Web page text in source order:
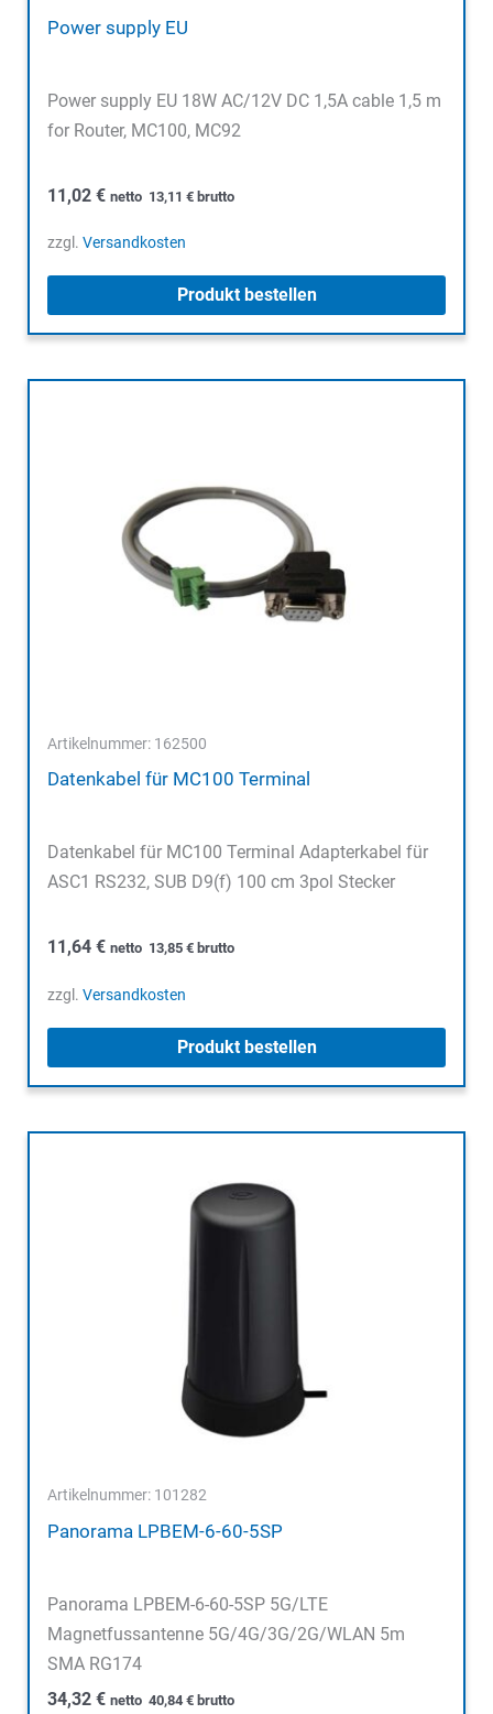
Power supply EU
Power supply EU 18W AC/12V DC 1,5A cable 1,5 m
for Router, MC100, MC92
11,02 € netto 13,11 €brutto
zzgl. Versandkosten
Produkt bestellen
Artikelnummer: 162500
Datenkabel für MC100 Terminal
Datenkabel für MC100 Terminal Adapterkabel für
ASC1 RS232, SUB D9(f) 100 cm 3pol Stecker
11,64 € netto 13,85 €brutto
zzgl. Versandkosten
Produkt bestellen
Artikelnummer: 101282
Panorama LPBEM-6-60-5SP
Panorama LPBEM-6-60-5SP 5G/LTE
Magnetfussantenne 5G/4G/3G/2G/WLAN 5m
SMA RG174
34,32 € netto 40,84 €brutto